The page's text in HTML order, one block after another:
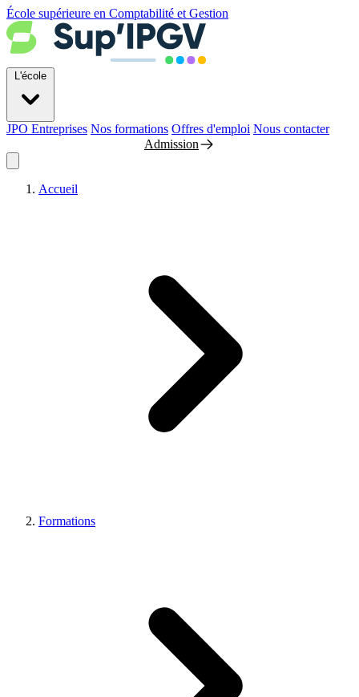
École supérieure en Comptabilité et Gestion
L'école
JPO Entreprises Nos formations Offres d'emploi Nous contacter
Admission
Accueil
Formations